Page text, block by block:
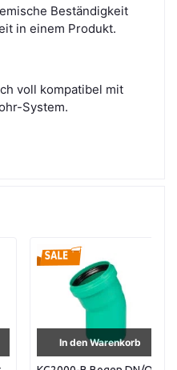
Beständigkeit
in einem Produkt.
voll kompatibel mit
System.
In den Warenkorb